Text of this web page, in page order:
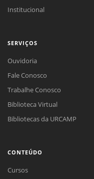
Institucional
SERVIÇOS
Ouvidoria
Fale Conosco
Trabalhe Conosco
Biblioteca Virtual
Bibliotecas da URCAMP
CONTEÚDO
Cursos